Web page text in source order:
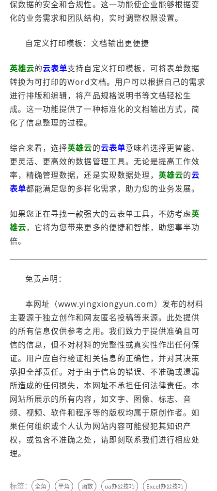
保数据的安全和合规性。这一功能使企业能够根据变
化的业务需求和团队结构，实时调整权限设置。
自定义打印模板：文档输出更便捷
英雄云的云表单支持自定义打印模板，可将表单数据
转换为可打印的Word文档。用户可以根据自己的需求
进行排版和编辑，将产品规格说明书等文档轻松生
成。这一功能提供了一种标准化的文档输出方式，简
化了信息整理的过程。
综合来看，选择英雄云的云表单意味着选择更智能、
更灵活、更高效的数据管理工具。无论是提高工作效
率，精确管理数据，还是实现数据处理， 英雄云的云
表单都能满足您的多样化需求，助力您的业务发展。
如果您正在寻找一款强大的云表单工具，不妨考虑英
雄云，它将为您带来更多的便捷和智能，助您事半功
倍。
免责声明：
本网址（www.yingxiongyun.com）发布的材料
主要源于独立创作和网友匿名投稿等来源。此处提供
的所有信息仅供参考之用。我们致力于提供准确且可
信的信息，但不对材料的完整性或真实性作出任何保
证。用户应自行验证相关信息的正确性，并对其决策
承担全部责任。对于由于信息的错误、不准确或遗漏
所造成的任何损失，本网址不承担任何法律责任。本
网站所展示的所有内容，如文字、图像、标志、音
频、视频、软件和程序等的版权均属于原创作者。如
果任何组织或个人认为网站内容可能侵犯其知识产
权，或包含不准确之处，请即刻联系我们进行相应处
理。
标签： 全角 半角 函数 oa办公技巧 Excel办公技巧